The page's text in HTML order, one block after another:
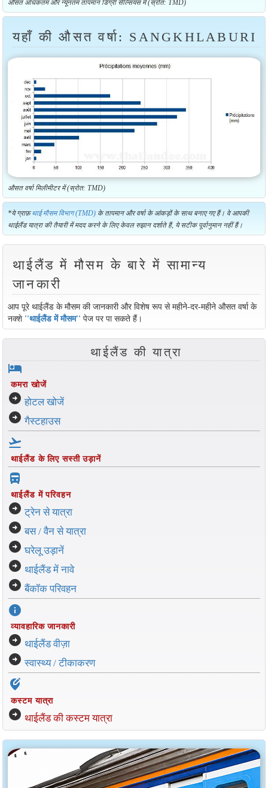
औसत अधिकतम और न्यूनतम तापमान डिग्री सेल्सियस में (स्रोत: TMD)
यहाँ की औसत वर्षा: SANGKHLABURI
औसत वर्षा मिलीमीटर में (स्रोत: TMD)
*ये ग्राफ़थाई मौसम विभाग (TMD)के तापमान और वर्षा के आंकड़ों के साथ बनाए गए हैं। वे आपकी
थाईलैंड यात्रा की तैयारी में मदद करने के लिए केवल रुझान दर्शाते हैं, ये सटीक पूर्वानुमान नहीं हैं।
थाईलैंड में मौसम के बारे में सामान्य
जानकारी
आप पूरे थाईलैंड के मौसम की जानकारी और विशेष रूप से महीने-दर-महीने औसत वर्षा के
नक्शे ''थाईलैंड में मौसम'' पेज पर पा सकते हैं।
थाईलैंड की यात्रा
hotel
कमरा खोजें
arrow_circle_right होटल खोजें
arrow_circle_right गैस्टहाउस
flight_takeoff
थाईलैंड के लिए सस्ती उड़ानें
directions_bus_filled
थाईलैंड में परिवहन
arrow_circle_right ट्रेन से यात्रा
arrow_circle_right बस / वैन से यात्रा
arrow_circle_right घरेलू उड़ानें
arrow_circle_right थाईलैंड में नावे
arrow_circle_right बैंकॉक परिवहन
info
व्यावहारिक जानकारी
arrow_circle_right थाईलैंड वीज़ा
arrow_circle_right स्वास्थ्य / टीकाकरण
edit_location_alt
कस्टम यात्रा
arrow_circle_right थाईलैंड की कस्टम यात्रा